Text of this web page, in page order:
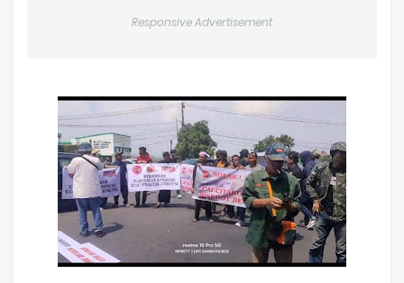
Responsive Advertisement